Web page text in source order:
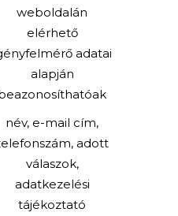
weboldalán
elérhető
adatai
alapján
név, e-mail cím,
adott
válaszok,
adatkezelési
tájékoztató